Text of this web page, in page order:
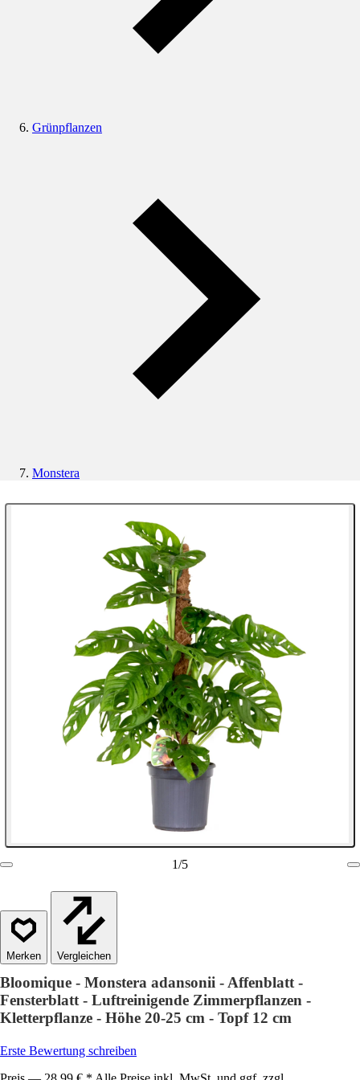
Grünpflanzen
Monstera
1/5
Vergleichen
Bloomique - Monstera adansonii - Affenblatt -
Fensterblatt - Luftreinigende Zimmerpflanzen -
Kletterpflanze - Höhe 20-25 cm - Topf 12 cm
Erste Bewertung schreiben